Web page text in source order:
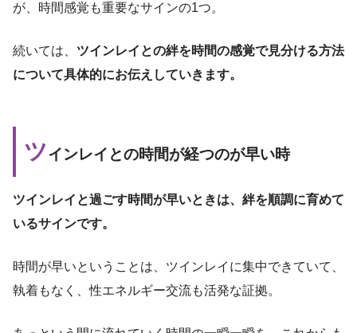
が、時間感覚も重要なサインの1つ。
続いては、 ツインレイとの絆を時間の感覚で見分ける方法
について具体的にお伝えしていきます。
ツインレイとの時間が経つのが早い時
ツインレイと過ごす時間が早いときは、絆を順調に育めて
いるサインです。
時間が早いということは、ツインレイに集中できていて、
執着もなく、性エネルギー交流も活発な証拠。